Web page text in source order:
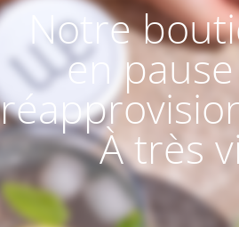
Notre
en
À très